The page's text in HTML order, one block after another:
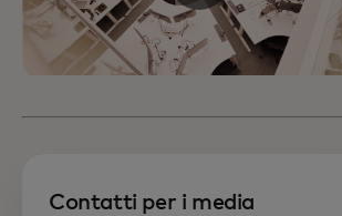
Contatti per i media